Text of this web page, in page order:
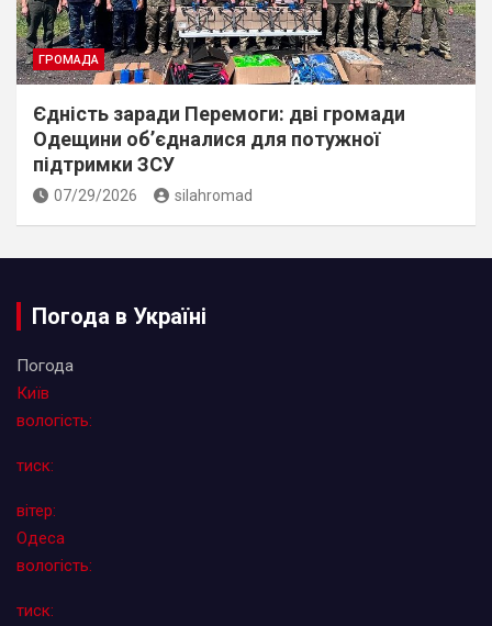
ГРОМАДА
Єдність заради Перемоги: дві громади
Одещини об’єдналися для потужної
підтримки ЗСУ
07/29/2026 silahromad
Погода в Україні
Погода
Київ
вологість:
тиск:
вітер:
Одеса
вологість:
тиск: